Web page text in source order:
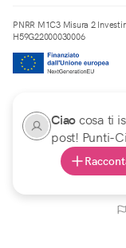
PNRR M1C3 Misura 2
H59G22000030006
Ciaocosa ti
post! Punti-